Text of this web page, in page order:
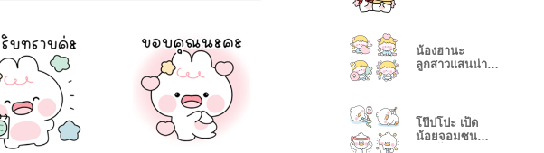
น้องฮานะ
ลูกสาวแสนน่า
โป๊ปโปะ เป็ด
น้อยจอมซน